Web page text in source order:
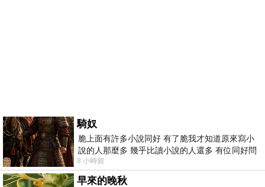
騎奴
脆上面有許多小說同好 有了脆我才知道原來寫小
說的人那麼多 幾乎比讀小說的人還多 有位同好問
了一個問題 她說為什麼高中文學獎的
8 小時前
早來的晚秋